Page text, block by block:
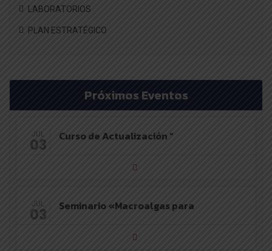
LABORATORIOS
PLAN ESTRATÉGICO
Próximos Eventos
JUL
03 Curso de Actualización “
JUL
03 Seminario «Macroalgas para